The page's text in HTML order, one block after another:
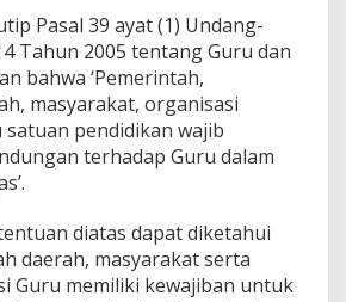
Pasal 39 ayat (1) Undang-
Tahun 2005 tentang Guru dan
bahwa ‘Pemerintah,
masyarakat, organisasi
pendidikan wajib
terhadap Guru dalam
diatas dapat diketahui
daerah, masyarakat serta
Guru memiliki kewajiban untuk